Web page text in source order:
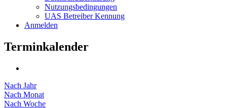
Nutzungsbedingungen
UAS Betreiber Kennung
Anmelden
Terminkalender
Nach Jahr
Nach Monat
Nach Woche